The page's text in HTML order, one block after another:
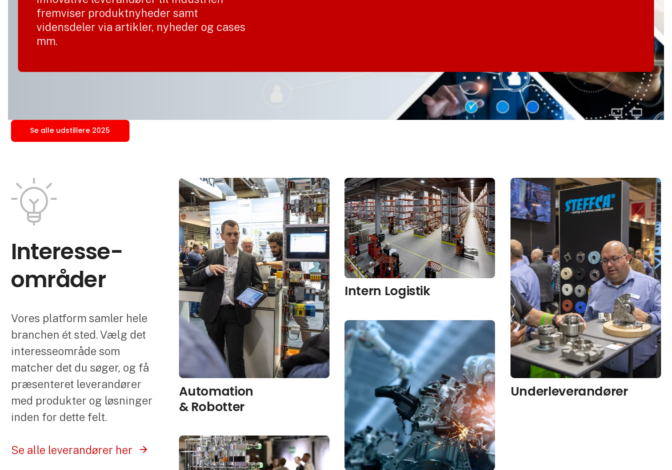
fremviser produktnyheder samt
vidensdeler via artikler, nyheder og cases
mm.
Se alle udstillere 2025
Interesse­
områder
Vores platform samler hele
branchen ét sted. Vælg det
interesseområde som
matcher det du søger, og få
præsenteret leverandører
med produkter og løsninger
inden for dette felt.
Se alle leverandører her
Automation
& Robotter
Intern Logistik
Underleverandører